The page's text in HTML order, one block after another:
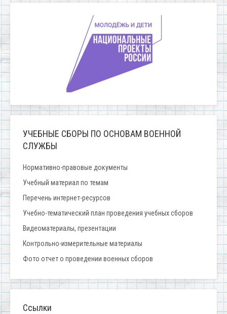
УЧЕБНЫЕ СБОРЫ ПО ОСНОВАМ ВОЕННОЙ
СЛУЖБЫ
Нормативно-правовые документы
Учебный материал по темам
Перечень интернет-ресурсов
Учебно-тематический план проведения учебных сборов
Видеоматериалы, презентации
Контрольно-измерительные материалы
Фото отчет о проведении военных сборов
Ссылки